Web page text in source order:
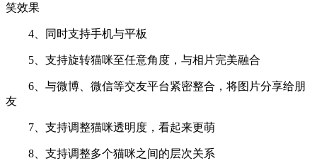
笑效果
4、同时支持手机与平板
5、支持旋转猫咪至任意角度，与相片完美融合
6、与微博、微信等交友平台紧密整合，将图片分享给朋
友
7、支持调整猫咪透明度，看起来更萌
8、支持调整多个猫咪之间的层次关系